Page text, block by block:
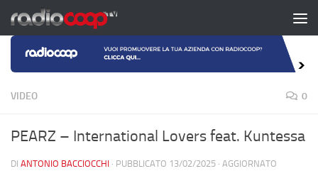
Salta al contenuto
VIDEO 0
PEARZ – International Lovers feat. Kuntessa
DI ANTONIO BACCIOCCHI · PUBBLICATO 13/02/2025 · AGGIORNATO